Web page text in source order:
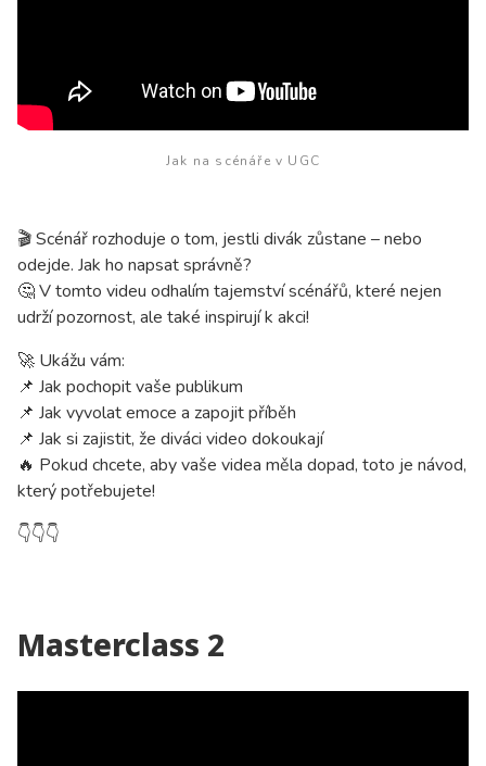
Jak na scénáře v UGC
🎬 Scénář rozhoduje o tom, jestli divák zůstane – nebo
odejde. Jak ho napsat správně?
🤔 V tomto videu odhalím tajemství scénářů, které nejen
udrží pozornost, ale také inspirují k akci!
🚀 Ukážu vám:
📌 Jak pochopit vaše publikum
📌 Jak vyvolat emoce a zapojit příběh
📌 Jak si zajistit, že diváci video dokoukají
🔥 Pokud chcete, aby vaše videa měla dopad, toto je návod,
který potřebujete!
👇👇👇
Masterclass 2